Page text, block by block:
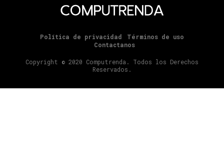
Política de privacidad
Términos de uso
Contactanos
Copyright © 2020 Computrenda. Todos los Derechos
Reservados.